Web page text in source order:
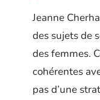
Jeanne
des sujets de
des femmes.
cohérentes
pas d’une